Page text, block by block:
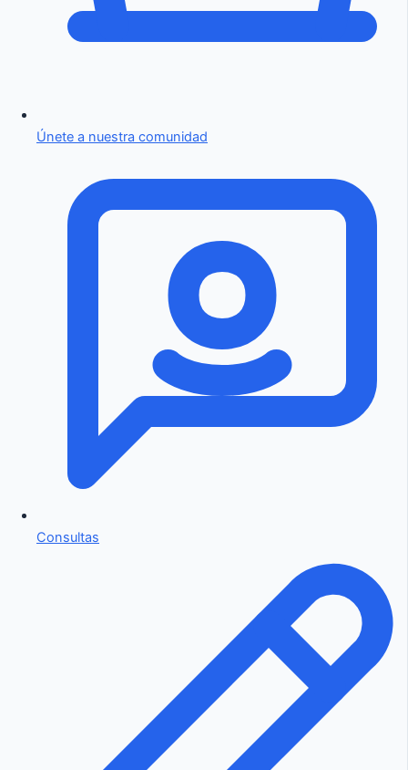
Únete a nuestra comunidad
Consultas